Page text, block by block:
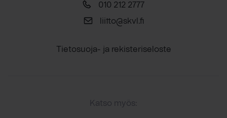
010 212 2777
liitto@skvl.fi
Tietosuoja- ja rekisteriseloste
Katso myös: